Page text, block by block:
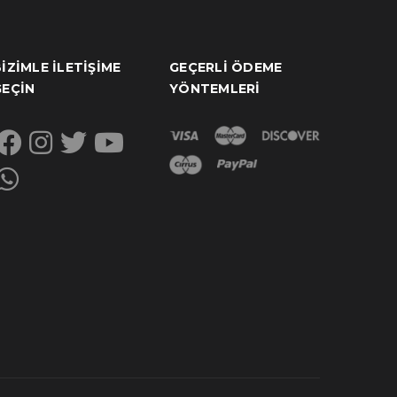
İLETIŞIME
GEÇERLI ÖDEME
YÖNTEMLERI